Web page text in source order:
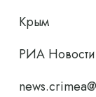
Крым
РИА